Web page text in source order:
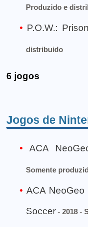
Produzido e
P.O.W.:
distribuido
6 jogos
Jogos de
ACA
Somente
ACA
Soccer - 2018 -